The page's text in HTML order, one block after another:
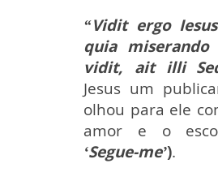
“Vidit ergo
quia
vidit, ait illi
Jesus um
olhou para ele
amor e o
‘Segue-me’).